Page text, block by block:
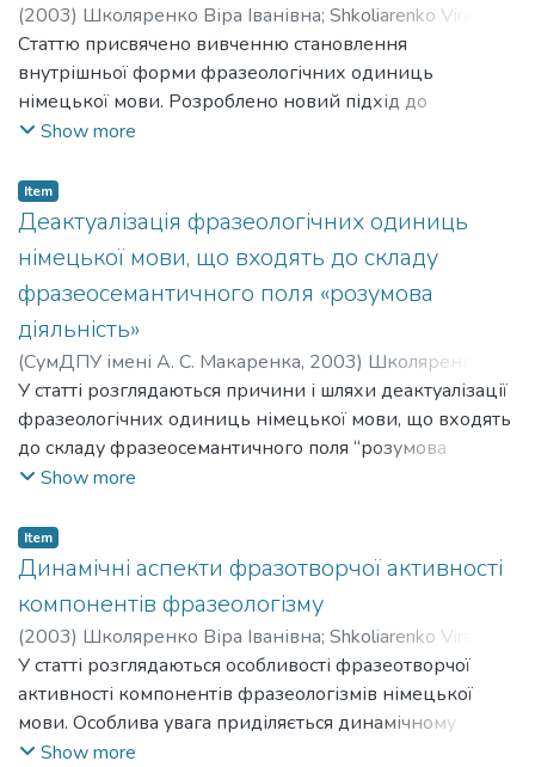
(2003) Школяренко Віра Іванівна; Shkoliarenko Vira
Ivanivna
Статтю присвячено вивченню становлення
внутрішньої форми фразеологічних одиниць
німецької мови. Розроблено новий підхід до
вивчення фразеологічної образності з позиції
полягає у виявленні національно-культурних
чинників, релевантних для формування
фразеологічного складу давньоверхньонімецької,
середньоверхньонімецької і
ранньонововерхньонімецької мов, заснований на
системі образів і цінностей певного історичного
періоду.
Show more
Item
Деактуалізація фразеологічних одиниць
німецької мови, що входять до складу
фразеосемантичного поля «розумова
діяльність»
(СумДПУ імені А. С. Макаренка, 2003) Школяренко
Віра Іванівна;Shkoliarenko Vira Ivanivna
У статті розглядаються причини і шляхи деактуалізації
фразеологічних одиниць німецької мови, що входять
до складу фразеосемантичного поля “розумова
діяльність”, встановлюється характер
тенденції до змін фразеологічного складу під впливом
екстра- та інтралінгвістичних факторів і тенденції до
його стабільності.
Show more
Item
Динамічні аспекти фразотворчої активності
компонентів фразеологізму
(2003) Школяренко Віра Іванівна; Shkoliarenko Vira
Ivanivna
У статті розглядаються особливості фразеотворчої
активності компонентів фразеологізмів німецької
мови. Особлива увага приділяється динамічному
аспекту.
Show more